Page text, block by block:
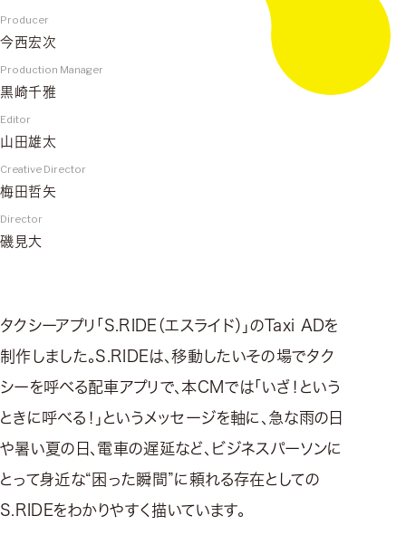
Producer
今西宏次
Production Manager
黒崎千雅
Editor
山田雄太
Creative Director
梅田哲矢
Director
磯見大
タクシーアプリ「S.RIDE（エスライド）」のTaxi ADを
制作しました。S.RIDEは、移動したいその場でタク
シーを呼べる配車アプリで、本CMでは「いざ！という
ときに呼べる！」というメッセージを軸に、急な雨の日
や暑い夏の日、電車の遅延など、ビジネスパーソンに
とって身近な“困った瞬間”に頼れる存在としての
S.RIDEをわかりやすく描いています。